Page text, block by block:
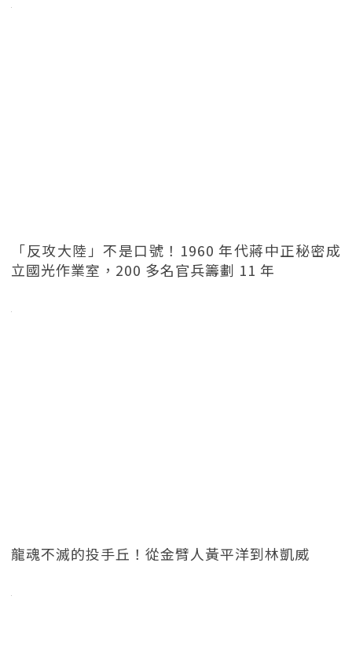
「反攻大陸」不是口號！1960 年代蔣中正秘密成
立國光作業室，200 多名官兵籌劃 11 年
龍魂不滅的投手丘！從金臂人黃平洋到林凱威